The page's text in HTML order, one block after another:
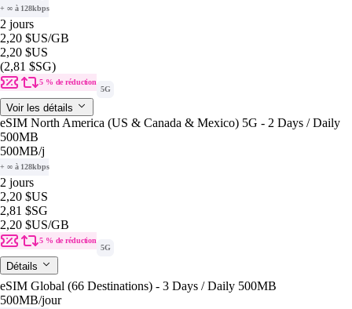
+ ∞ à 128kbps
2 jours
2,20 $US/GB
2,20 $US
(2,81 $SG)
5 % de réduction
5G
Voir les détails
eSIM North America (US & Canada & Mexico) 5G - 2 Days / Daily
500MB
500MB/j
+ ∞ à 128kbps
2 jours
2,20 $US
2,81 $SG
2,20 $US/GB
5 % de réduction
5G
Détails
eSIM Global (66 Destinations) - 3 Days / Daily 500MB
500MB/jour